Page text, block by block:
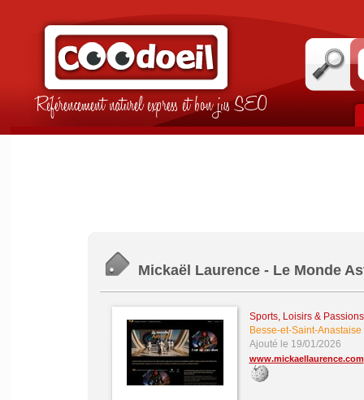
Référencement naturel express et bon jus SEO
Mickaël Laurence - Le Monde
Sports, Loisirs & Passions
Besse-et-Saint-Anastaise
Ajouté le 19/01/2026
www.mickaellaurence.com